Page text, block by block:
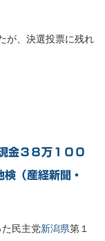
が、決選投票に残れ
金３８万１００
（産経新聞・
た民主党新潟県第１